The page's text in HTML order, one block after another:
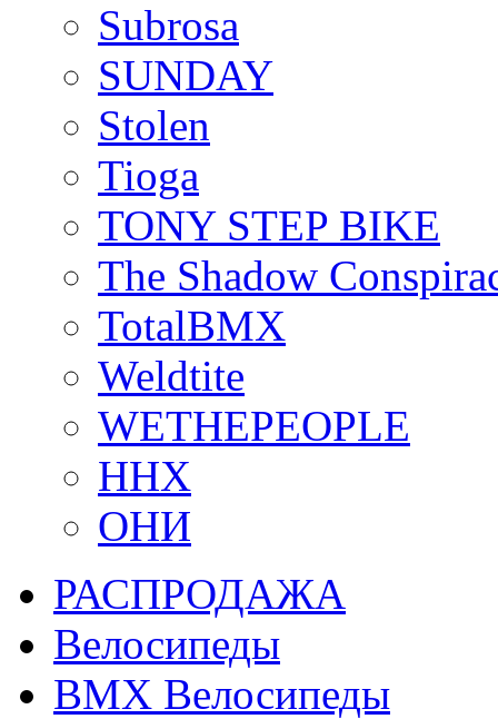
Subrosa
SUNDAY
Stolen
Tioga
TONY STEP BIKE
The Shadow
TotalBMX
Weldtite
WETHEPEOPLE
ННХ
ОНИ
РАСПРОДАЖА
Велосипеды
BMX Велосипеды